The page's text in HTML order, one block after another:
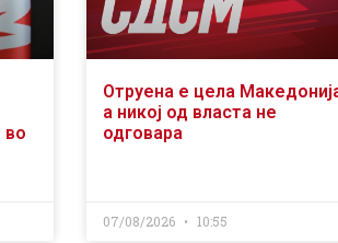
во
Отруена е цела
а никој од власта не
одговара
07/08/2026 10:55